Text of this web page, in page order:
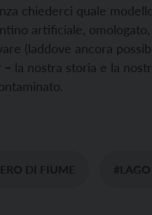
chiederci quale
artificiale,
(laddove ancora
– la nostra storia e la
DI FIUME